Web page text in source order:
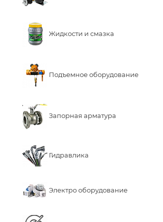
Жидкости и смазка
Подъемное оборудование
Запорная арматура
Гидравлика
Электро оборудование